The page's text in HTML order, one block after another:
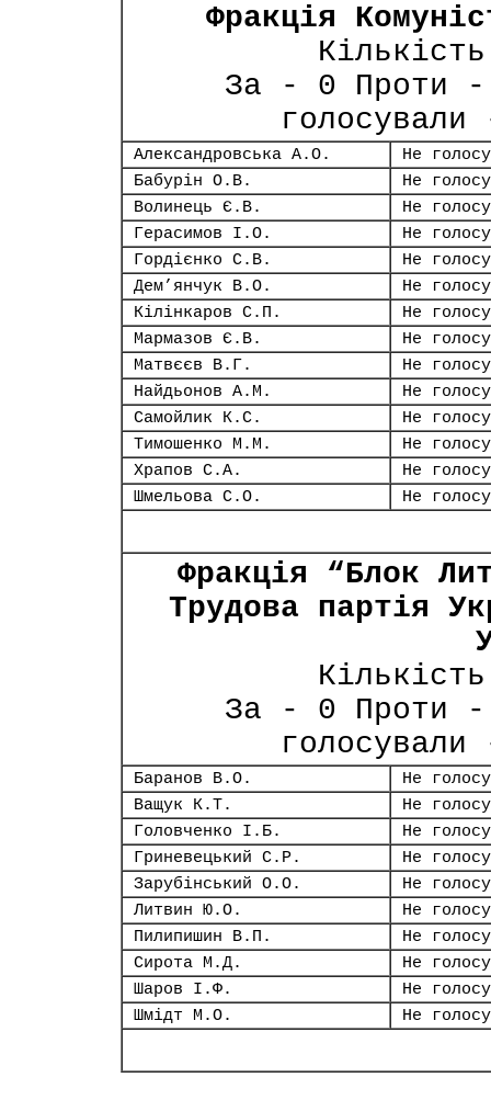
Фракція
За - 0 Проти -
Александровська А.О.
Не
Бабурін О.В.
Не
Волинець Є.В.
Не
Герасимов І.О.
Не
Гордієнко С.В.
Не
Дем’янчук В.О.
Не
Кілінкаров С.П.
Не
Мармазов Є.В.
Не
Матвєєв В.Г.
Не
Найдьонов А.М.
Не
Самойлик К.С.
Не
Тимошенко М.М.
Не
Храпов С.А.
Не
Шмельова С.О.
Не
Фракція “Блок
Трудова партія
За - 0 Проти -
Баранов В.О.
Не
Ващук К.Т.
Не
Головченко І.Б.
Не
Гриневецький С.Р.
Не
Зарубінський О.О.
Не
Литвин Ю.О.
Не
Пилипишин В.П.
Не
Сирота М.Д.
Не
Шаров І.Ф.
Не
Шмідт М.О.
Не